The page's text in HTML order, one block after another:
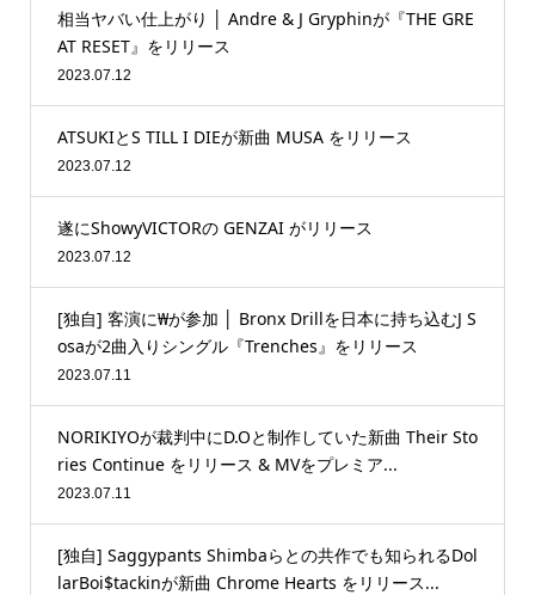
相当ヤバい仕上がり │ Andre & J Gryphinが『THE GRE
AT RESET』をリリース
2023.07.12
ATSUKIとS TILL I DIEが新曲 MUSA をリリース
2023.07.12
遂にShowyVICTORの GENZAI がリリース
2023.07.12
[独自] 客演に₩が参加 │ Bronx Drillを日本に持ち込むJ S
osaが2曲入りシングル『Trenches』をリリース
2023.07.11
NORIKIYOが裁判中にD.Oと制作していた新曲 Their Sto
ries Continue をリリース & MVをプレミア...
2023.07.11
[独自] Saggypants Shimbaらとの共作でも知られるDol
larBoi$tackinが新曲 Chrome Hearts をリリース...